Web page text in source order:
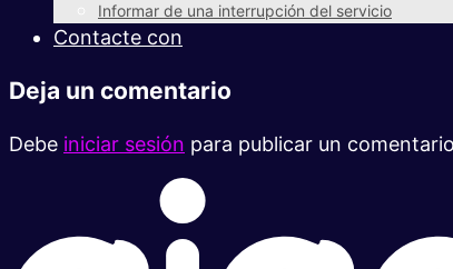
Informar de una interrupción del servicio
Contacte con
Deja un comentario
Debe iniciar sesión para publicar un